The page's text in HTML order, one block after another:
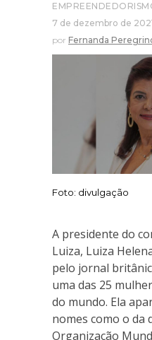
7 de dezembro de
por Fernanda
Foto: divulgação
A presidente do
Luiza, Luiza
pelo jornal
uma das 25
do mundo. Ela
nomes como o da
Organização